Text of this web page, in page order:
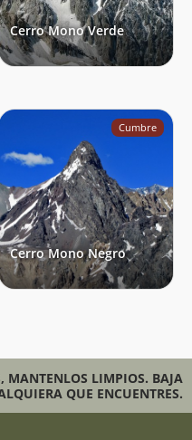
Cerro Mono Verde
Cumbre
Cerro Mono Negro
MANTENLOS LIMPIOS. BAJA
QUE ENCUENTRES.